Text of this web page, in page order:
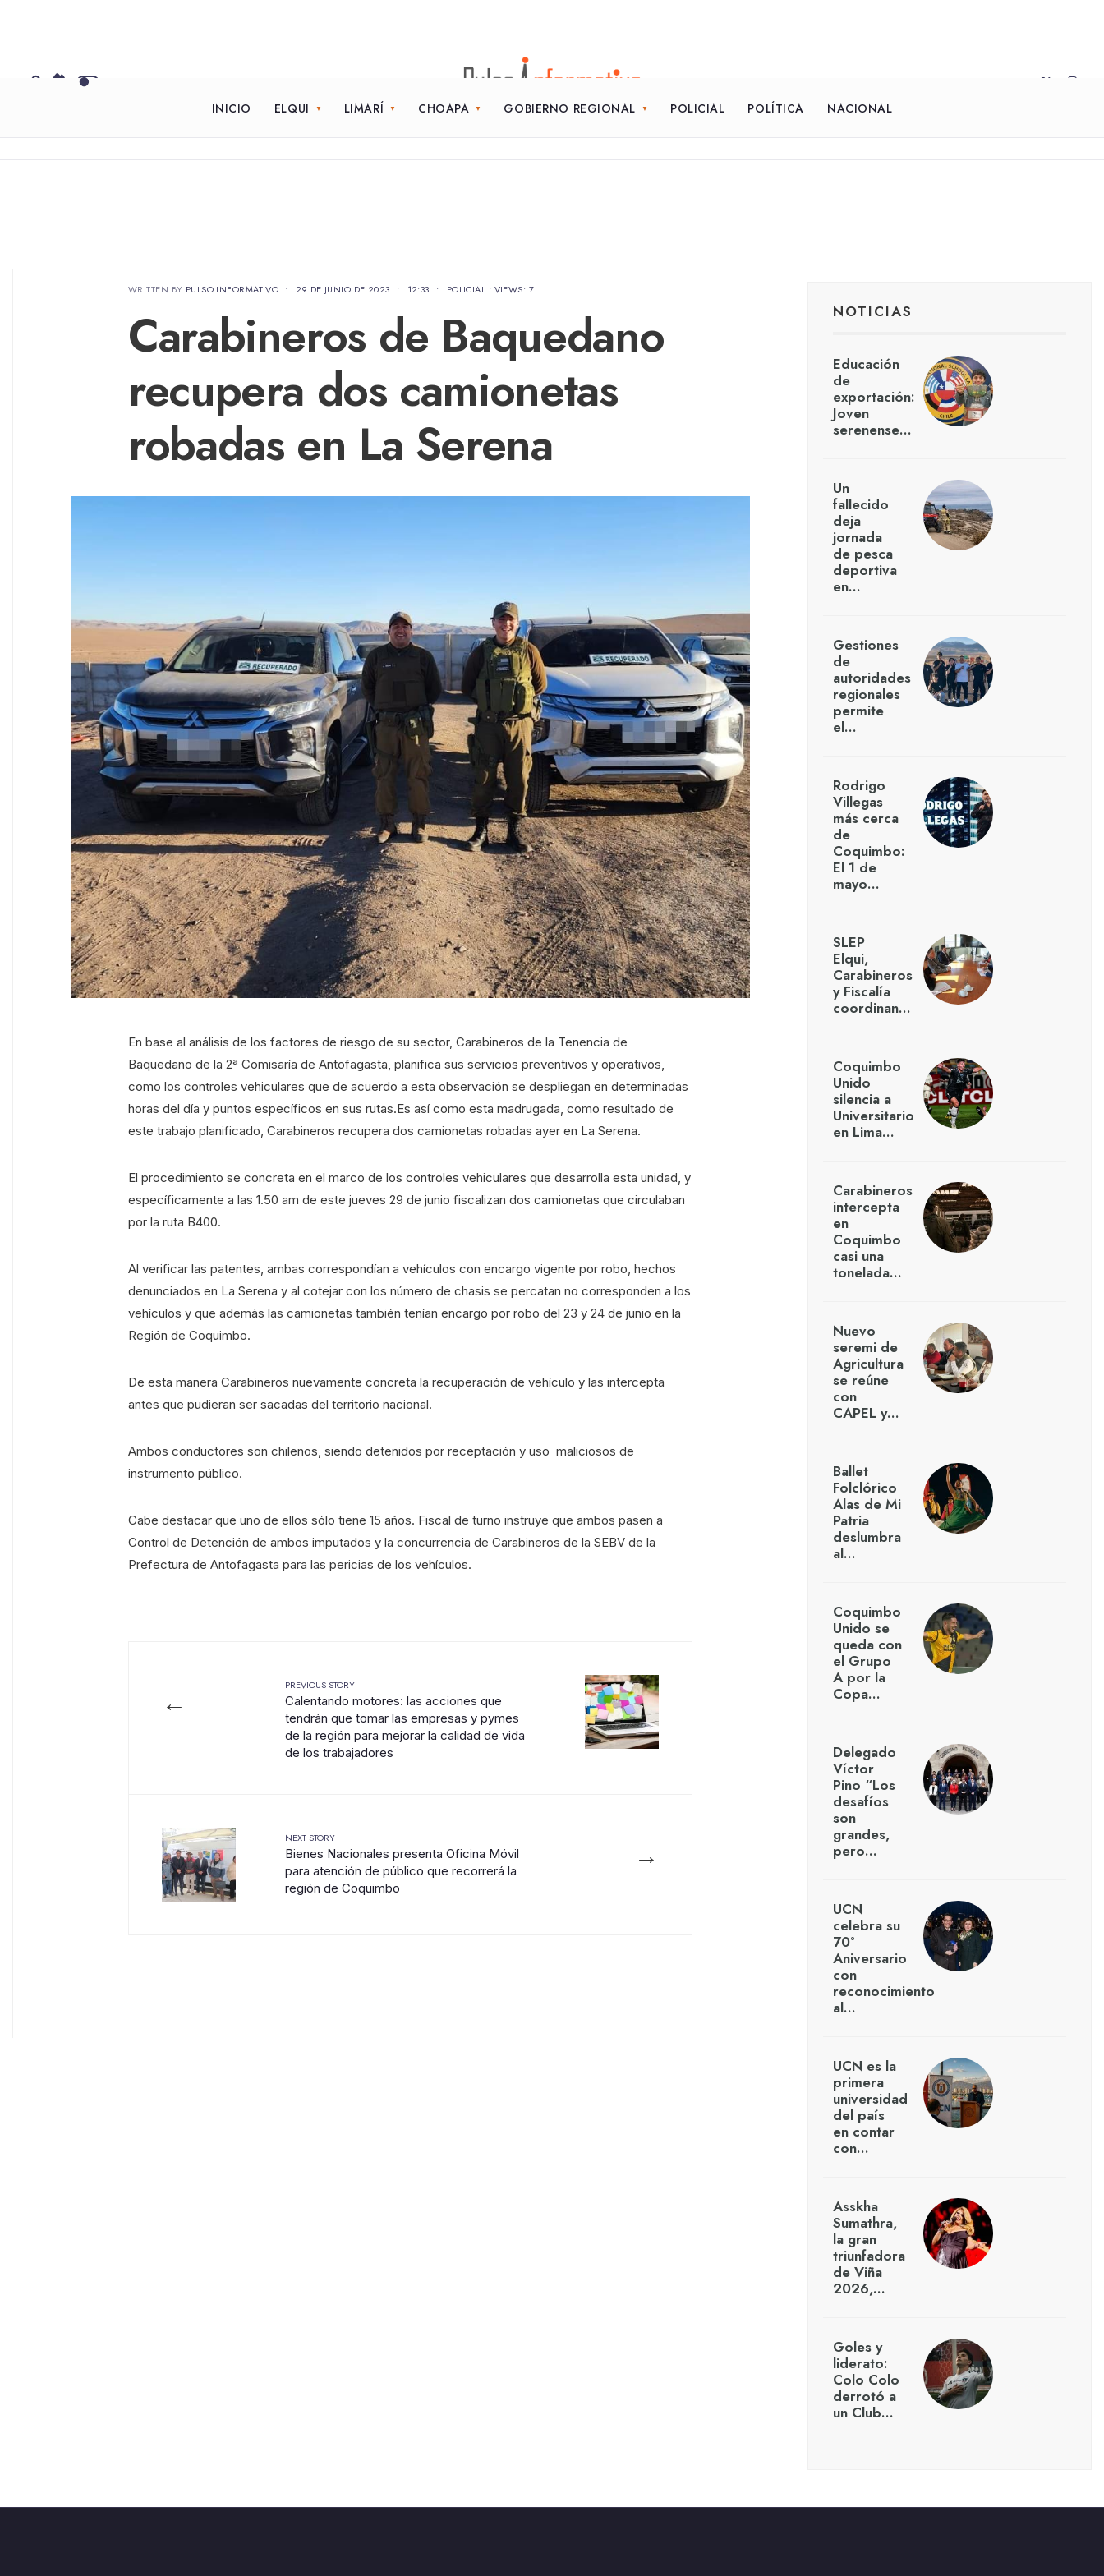
INICIO ELQUI LIMARÍ CHOAPA GOBIERNO REGIONAL POLICIAL POLÍTICA NACIONAL
WRITTEN BY PULSO INFORMATIVO • 29 DE JUNIO DE 2023 • 12:33 • POLICIAL • VIEWS: 7
Carabineros de Baquedano
recupera dos camionetas
robadas en La Serena
En base al análisis de los factores de riesgo de su sector, Carabineros de la Tenencia de
Baquedano de la 2ª Comisaría de Antofagasta, planifica sus servicios preventivos y operativos,
como los controles vehiculares que de acuerdo a esta observación se despliegan en determinadas
horas del día y puntos específicos en sus rutas.Es así como esta madrugada, como resultado de
este trabajo planificado, Carabineros recupera dos camionetas robadas ayer en La Serena.
El procedimiento se concreta en el marco de los controles vehiculares que desarrolla esta unidad, y
específicamente a las 1.50 am de este jueves 29 de junio fiscalizan dos camionetas que circulaban
por la ruta B400.
Al verificar las patentes, ambas correspondían a vehículos con encargo vigente por robo, hechos
denunciados en La Serena y al cotejar con los número de chasis se percatan no corresponden a los
vehículos y que además las camionetas también tenían encargo por robo del 23 y 24 de junio en la
Región de Coquimbo.
De esta manera Carabineros nuevamente concreta la recuperación de vehículo y las intercepta
antes que pudieran ser sacadas del territorio nacional.
Ambos conductores son chilenos, siendo detenidos por receptación y uso maliciosos de
instrumento público.
Cabe destacar que uno de ellos sólo tiene 15 años. Fiscal de turno instruye que ambos pasen a
Control de Detención de ambos imputados y la concurrencia de Carabineros de la SEBV de la
Prefectura de Antofagasta para las pericias de los vehículos.
←
PREVIOUS STORY
Calentando motores: las acciones que
tendrán que tomar las empresas y pymes
de la región para mejorar la calidad de vida
de los trabajadores
→
NEXT STORY
Bienes Nacionales presenta Oficina Móvil
para atención de público que recorrerá la
región de Coquimbo
NOTICIAS
Educación
de
exportación:
Joven
serenense…
Un
fallecido
deja
jornada
de pesca
deportiva
en…
Gestiones
de
autoridades
regionales
permite
el…
Rodrigo
Villegas
más cerca
de
Coquimbo:
El 1 de
mayo…
SLEP
Elqui,
Carabineros
y Fiscalía
coordinan…
Coquimbo
Unido
silencia a
Universitario
en Lima…
Carabineros
intercepta
en
Coquimbo
casi una
tonelada…
Nuevo
seremi de
Agricultura
se reúne
con
CAPEL y…
Ballet
Folclórico
Alas de Mi
Patria
deslumbra
al…
Coquimbo
Unido se
queda con
el Grupo
A por la
Copa…
Delegado
Víctor
Pino “Los
desafíos
son
grandes,
pero…
UCN
celebra su
70°
Aniversario
con
reconocimiento
al…
UCN es la
primera
universidad
del país
en contar
con…
Asskha
Sumathra,
la gran
triunfadora
de Viña
2026,…
Goles y
liderato:
Colo Colo
derrotó a
un Club…